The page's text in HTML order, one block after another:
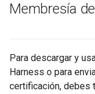
Membresía
Para descargar y
Harness o para
certificación, debes